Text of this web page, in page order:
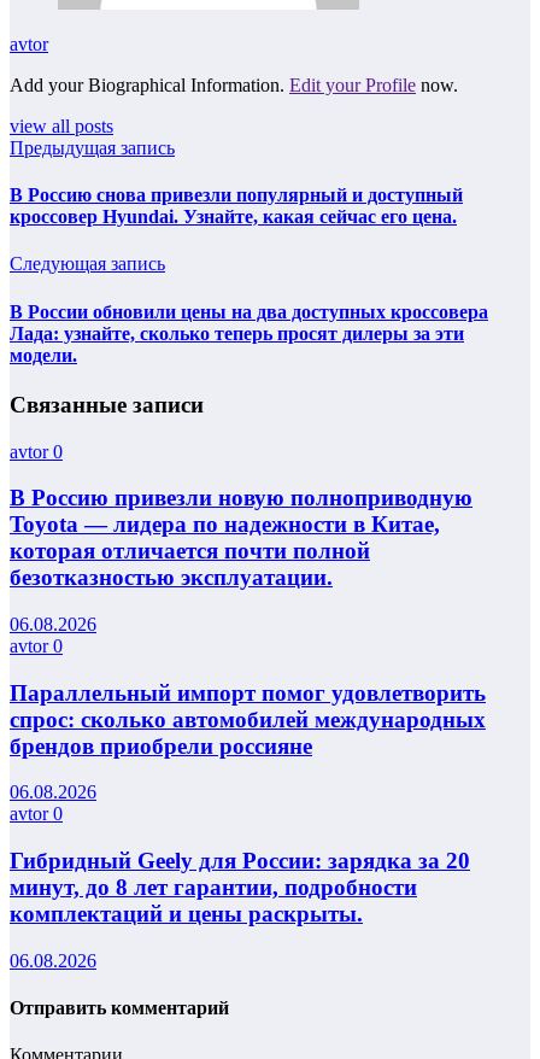
avtor
Add your Biographical Information. Edit your Profile now.
view all posts
Предыдущая запись
В Россию снова привезли популярный и доступный
кроссовер Hyundai. Узнайте, какая сейчас его цена.
Следующая запись
В России обновили цены на два доступных кроссовера
Лада: узнайте, сколько теперь просят дилеры за эти
модели.
Связанные записи
avtor0
В Россию привезли новую полноприводную
Toyota — лидера по надежности в Китае,
которая отличается почти полной
безотказностью эксплуатации.
06.08.2026
avtor0
Параллельный импорт помог удовлетворить
спрос: сколько автомобилей международных
брендов приобрели россияне
06.08.2026
avtor0
Гибридный Geely для России: зарядка за 20
минут, до 8 лет гарантии, подробности
комплектаций и цены раскрыты.
06.08.2026
Отправить комментарий